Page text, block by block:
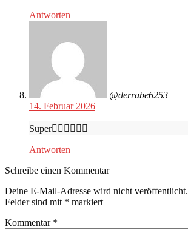
Antworten
@derrabe6253
14. Februar 2026
Super👍🏻👍🏻👍🏻
Antworten
Schreibe einen Kommentar
Deine E-Mail-Adresse wird nicht veröffentlicht.
Felder sind mit * markiert
Kommentar *